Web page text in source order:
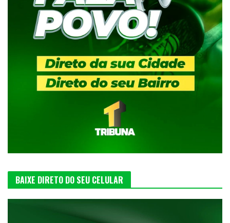
BAIXE DIRETO DO SEU CELULAR